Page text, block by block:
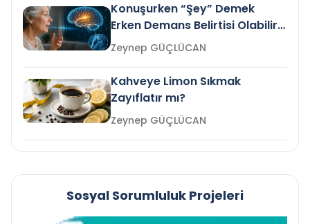
Konuşurken “Şey” Demek
Erken Demans Belirtisi Olabilir
mi?
Zeynep GÜÇLÜCAN
Kahveye Limon Sıkmak
Zayıflatır mı?
Zeynep GÜÇLÜCAN
Sosyal Sorumluluk Projeleri